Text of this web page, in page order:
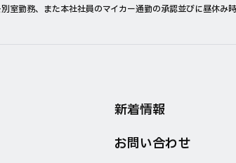
室勤務、また本社社員のマイカー通勤の承認並びに昼休み
新着情報
お問い合わせ